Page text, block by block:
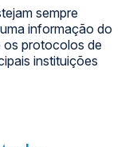
sempre
informação do
os protocolos de
instituições